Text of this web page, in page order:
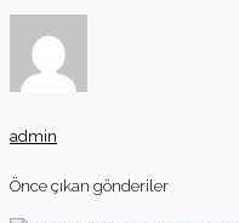
admin
Önce çıkan gönderiler